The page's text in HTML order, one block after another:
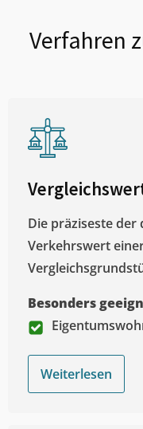
Verfahren
Die präziseste
Verkehrswert
Besonders
Weiterlesen